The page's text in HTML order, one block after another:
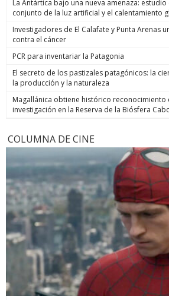
La Antártica bajo una nueva amenaza:
conjunto de la luz artificial y el calentamiento
Investigadores de El Calafate y Punta Arenas
contra el cáncer
PCR para inventariar la Patagonia
El secreto de los pastizales patagónicos: la
la producción y la naturaleza
Magallánica obtiene histórico reconocimiento
investigación en la Reserva de la Biósfera
COLUMNA DE CINE